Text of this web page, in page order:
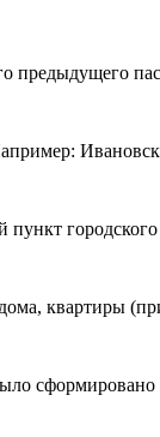
предыдущего
квартиры